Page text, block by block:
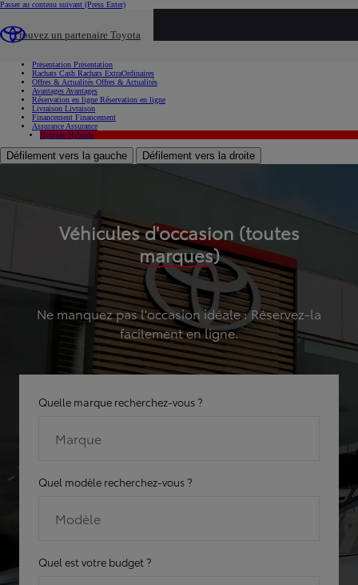
Passer au contenu suivant (Press Enter)
Trouvez un partenaire Toyota
Présentation Présentation
Rachats Cash Rachats ExtraOrdinaires
Offres & Actualités Offres & Actualités
Avantages Avantages
Réservation en ligne Réservation en ligne
Livraison Livraison
Financement Financement
Assurance Assurance
Hybride Hybride
Défilement vers la gauche Défilement vers la droite
Véhicules d'occasion (toutes
marques)
Ne manquez pas l'occasion idéale : Réservez-la
facilement en ligne.
Quelle marque recherchez-vous ?
Marque
Quel modèle recherchez-vous ?
Modèle
Quel est votre budget ?